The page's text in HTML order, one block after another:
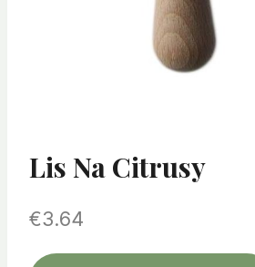
Lis Na Citrusy
€3.64